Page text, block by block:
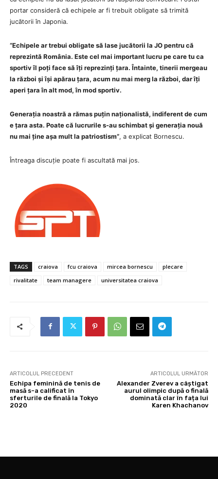
portar consideră că echipele ar fi trebuit obligate să trimită
jucătorii în Japonia.
“Echipele ar trebui obligate să lase jucătorii la JO pentru că
reprezintă România. Este cel mai important lucru pe care tu ca
sportiv îl poți face să îți reprezinți țara. Întainte, tinerii mergeau
la război și își apărau țara, acum nu mai merg la război, dar îți
aperi țara în alt mod, în mod sportiv.
Generația noastră a rămas puțin naționalistă, indiferent de cum
e țara asta. Poate că lucrurile s-au schimbat și generația nouă
nu mai ține așa mult la patriostism”, a explicat Bornescu.
Întreaga discuție poate fi ascultată mai jos.
TAGS craiova fcu craiova mircea bornescu
plecare
rivalitate
team managere universitatea craiova
ARTICOLUL PRECEDENT
Echipa feminină de tenis de
masă s-a calificat în
sferturile de finală la Tokyo
2020
ARTICOLUL URMĂTOR
Alexander Zverev a câștigat
aurul olimpic după o finală
dominată clar în fața lui
Karen Khachanov